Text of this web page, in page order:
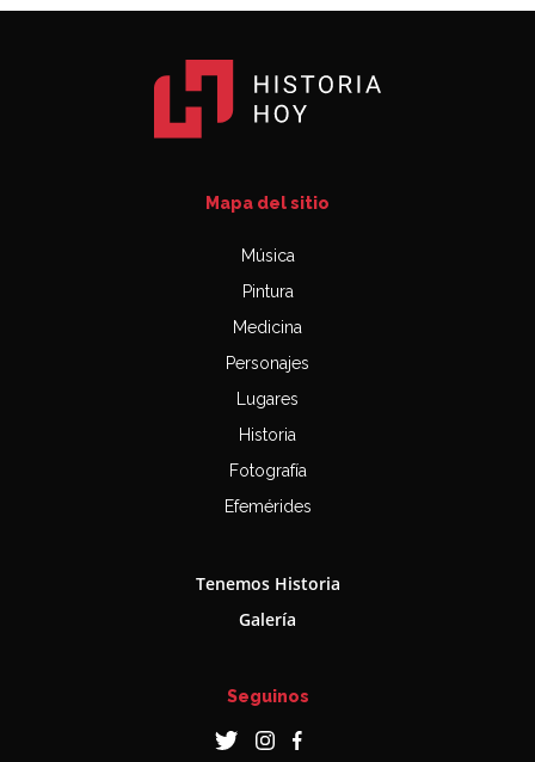
Mapa del sitio
Música
Pintura
Medicina
Personajes
Lugares
Historia
Fotografía
Efemérides
Tenemos Historia
Galería
Seguinos